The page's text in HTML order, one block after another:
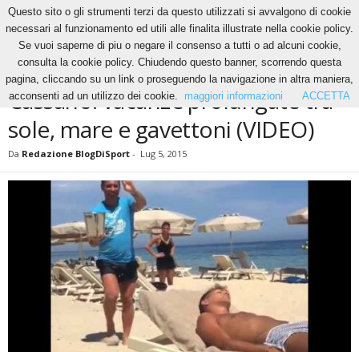
News Cassano: vacanze prolungate tra sole, mare e gavettoni (VIDEO)
NEWS
Cassano: vacanze prolungate tra
sole, mare e gavettoni (VIDEO)
Da Redazione BlogDiSport - Lug 5, 2015
Questo sito o gli strumenti terzi da questo utilizzati si avvalgono di cookie
necessari al funzionamento ed utili alle finalita illustrate nella cookie policy.
Se vuoi saperne di piu o negare il consenso a tutti o ad alcuni cookie,
consulta la cookie policy. Chiudendo questo banner, scorrendo questa
pagina, cliccando su un link o proseguendo la navigazione in altra maniera,
acconsenti ad un utilizzo dei cookie.
maggiori informazioni ACCETTA